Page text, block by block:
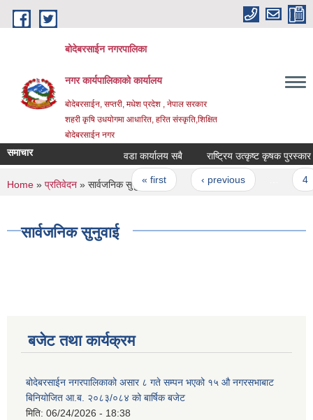
Skip to main content
बोदेबरसाईन नगरपालिका
नगर कार्यपालिकाको कार्यालय
बोदेबरसाईन, सप्तरी, मधेश प्रदेश , नेपाल सरकार
शहरी कृषि उधयोगमा आधारित, हरित संस्कृति,शिक्षित
बोदेबरसाईन नगर
समाचार वडा कार्यालय सबै राष्ट्रिय उत्कृष्ट कृषक
Pages
« first ‹ previous
You are here
Home » प्रतिवेदन » सार्वजनिक सुनुवाई
सार्वजनिक सुनुवाई
बजेट तथा कार्यक्रम
बोदेबरसाईन नगरपालिकाको असार ८ गते सम्पन भएको १५ ‍‍‍औ नगरसभाबाट
बिनियोजित आ.ब. २०८३/०८४ को बार्षिक बजेट
मिति: 06/24/2026 - 18:38